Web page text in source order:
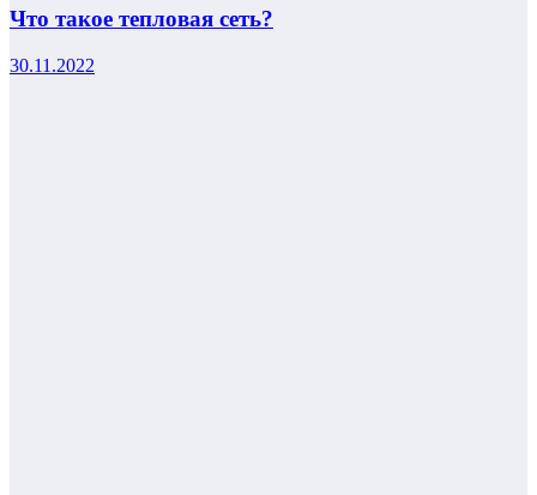
Что такое тепловая сеть?
30.11.2022